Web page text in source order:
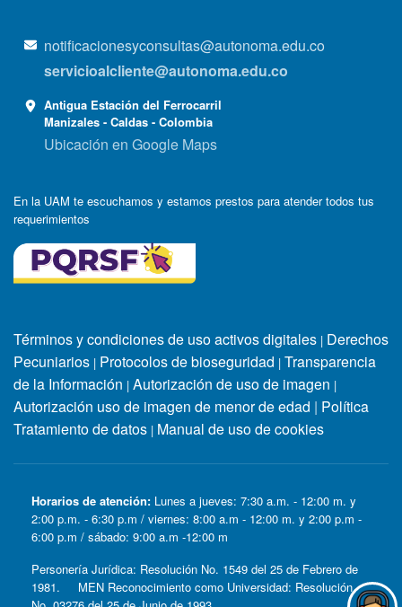
notificacionesyconsultas@autonoma.edu.co
servicioalcliente@autonoma.edu.co
Antigua Estación del Ferrocarril
Manizales - Caldas - Colombia
Ubicación en Google Maps
En la UAM te escuchamos y estamos prestos para atender todos tus
requerimientos
Términos y condiciones de uso activos digitales | Derechos
Pecuniarios | Protocolos de bioseguridad | Transparencia
de la Información | Autorización de uso de imagen |
Autorización uso de imagen de menor de edad | Política
Tratamiento de datos | Manual de uso de cookies
Horarios de atención: Lunes a jueves: 7:30 a.m. - 12:00 m. y
2:00 p.m. - 6:30 p.m / viernes: 8:00 a.m - 12:00 m. y 2:00 p.m -
6:00 p.m / sábado: 9:00 a.m -12:00 m
Personería Jurídica: Resolución No. 1549 del 25 de Febrero de
1981. MEN Reconocimiento como Universidad: Resolución